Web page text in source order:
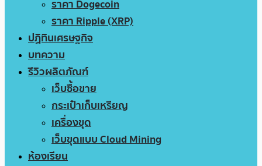
ราคา Dogecoin
ราคา Ripple (XRP)
ปฏิทินเศรษฐกิจ
บทความ
รีวิวผลิตภัณฑ์
เว็บซื้อขาย
กระเป๋าเก็บเหรียญ
เครื่องขุด
เว็บขุดแบบ Cloud Mining
ห้องเรียน